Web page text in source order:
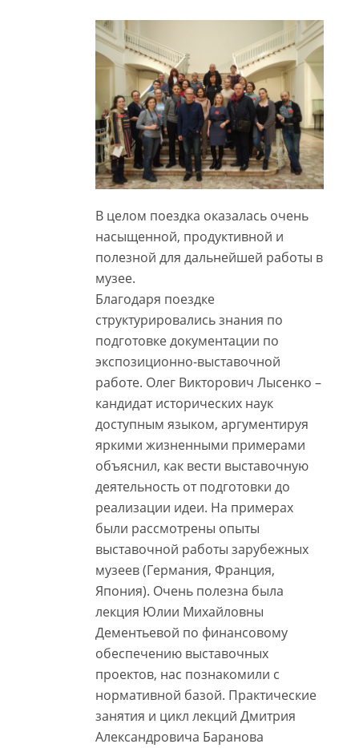
В целом поездка оказалась очень
насыщенной, продуктивной и
полезной для дальнейшей работы в
музее.
Благодаря поездке
структурировались знания по
подготовке документации по
экспозиционно-выставочной
работе. Олег Викторович Лысенко –
кандидат исторических наук
доступным языком, аргументируя
яркими жизненными примерами
объяснил, как вести выставочную
деятельность от подготовки до
реализации идеи. На примерах
были рассмотрены опыты
выставочной работы зарубежных
музеев (Германия, Франция,
Япония). Очень полезна была
лекция Юлии Михайловны
Дементьевой по финансовому
обеспечению выставочных
проектов, нас познакомили с
нормативной базой. Практические
занятия и цикл лекций Дмитрия
Александровича Баранова